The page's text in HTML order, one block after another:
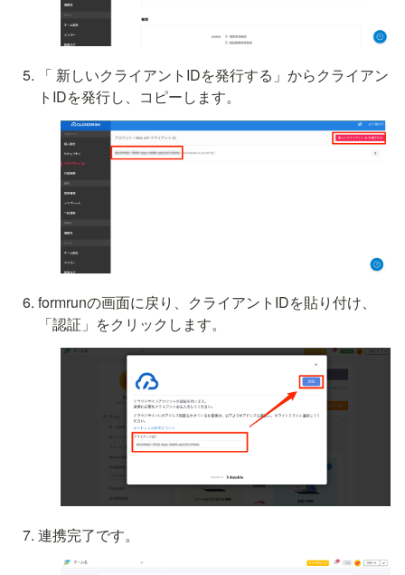
「 新しいクライアントIDを発行する」からクライアン
トIDを発行し、コピーします。
formrunの画面に戻り、クライアントIDを貼り付け、
「認証」をクリックします。
連携完了です。